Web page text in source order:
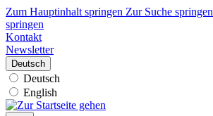
Zum Hauptinhalt springen Zur Suche springen
springen
Kontakt
Newsletter
Deutsch
Deutsch
English